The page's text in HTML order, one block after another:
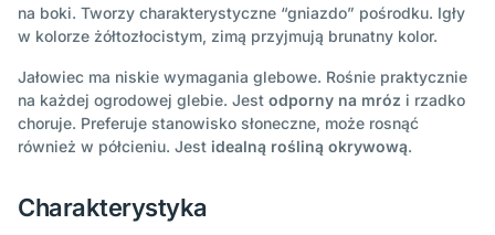
na boki. Tworzy charakterystyczne “gniazdo” pośrodku. Igły
w kolorze żółtozłocistym, zimą przyjmują brunatny kolor.
Jałowiec ma niskie wymagania glebowe. Rośnie praktycznie
na każdej ogrodowej glebie. Jest odporny na mróz i rzadko
choruje. Preferuje stanowisko słoneczne, może rosnąć
również w półcieniu. Jest idealną rośliną okrywową.
Charakterystyka